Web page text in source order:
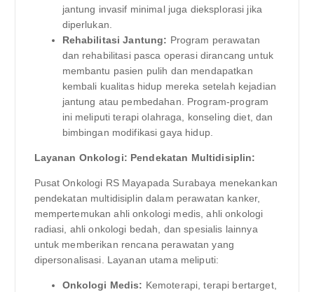
jantung invasif minimal juga dieksplorasi jika
diperlukan.
Rehabilitasi Jantung: Program perawatan
dan rehabilitasi pasca operasi dirancang untuk
membantu pasien pulih dan mendapatkan
kembali kualitas hidup mereka setelah kejadian
jantung atau pembedahan. Program-program
ini meliputi terapi olahraga, konseling diet, dan
bimbingan modifikasi gaya hidup.
Layanan Onkologi: Pendekatan Multidisiplin:
Pusat Onkologi RS Mayapada Surabaya menekankan
pendekatan multidisiplin dalam perawatan kanker,
mempertemukan ahli onkologi medis, ahli onkologi
radiasi, ahli onkologi bedah, dan spesialis lainnya
untuk memberikan rencana perawatan yang
dipersonalisasi. Layanan utama meliputi:
Onkologi Medis: Kemoterapi, terapi bertarget,